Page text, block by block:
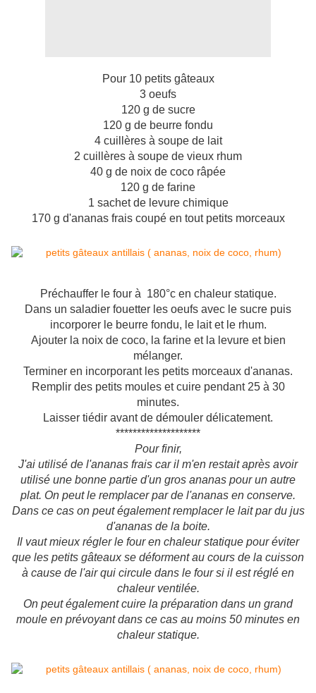
Pour 10 petits gâteaux
3 oeufs
120 g de sucre
120 g de beurre fondu
4 cuillères à soupe de lait
2 cuillères à soupe de vieux rhum
40 g de noix de coco râpée
120 g de farine
1 sachet de levure chimique
170 g d'ananas frais coupé en tout petits morceaux
Préchauffer le four à 180°c en chaleur statique.
Dans un saladier fouetter les oeufs avec le sucre puis
incorporer le beurre fondu, le lait et le rhum.
Ajouter la noix de coco, la farine et la levure et bien
mélanger.
Terminer en incorporant les petits morceaux d'ananas.
Remplir des petits moules et cuire pendant 25 à 30
minutes.
Laisser tiédir avant de démouler délicatement.
********************
Pour finir,
J'ai utilisé de l'ananas frais car il m'en restait après avoir
utilisé une bonne partie d'un gros ananas pour un autre
plat. On peut le remplacer par de l'ananas en conserve.
Dans ce cas on peut également remplacer le lait par du jus
d'ananas de la boite.
Il vaut mieux régler le four en chaleur statique pour éviter
que les petits gâteaux se déforment au cours de la cuisson
à cause de l'air qui circule dans le four si il est réglé en
chaleur ventilée.
On peut également cuire la préparation dans un grand
moule en prévoyant dans ce cas au moins 50 minutes en
chaleur statique.